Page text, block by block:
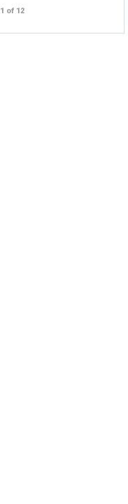
1 of 12